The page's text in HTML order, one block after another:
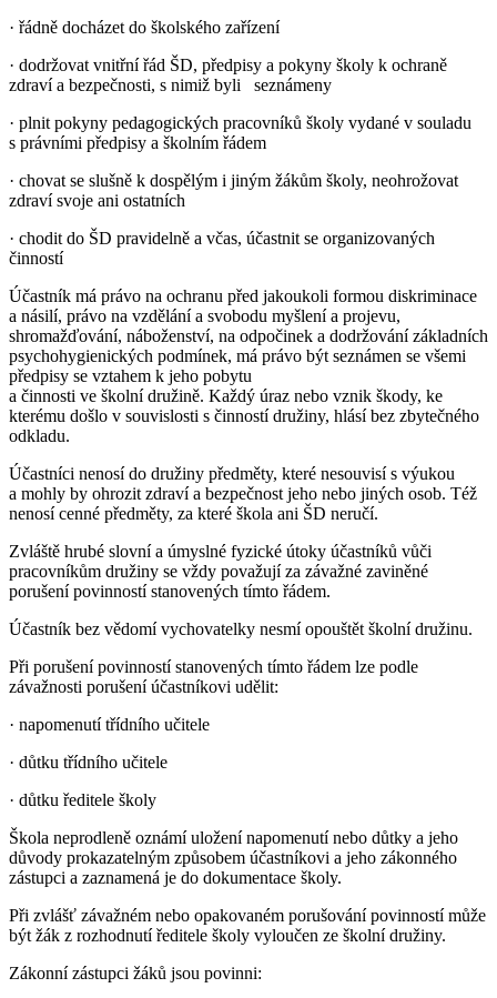
· řádně docházet do školského zařízení
· dodržovat vnitřní řád ŠD, předpisy a pokyny školy k ochraně
zdraví a bezpečnosti, s nimiž byli seznámeny
· plnit pokyny pedagogických pracovníků školy vydané v souladu
s právními předpisy a školním řádem
· chovat se slušně k dospělým i jiným žákům školy, neohrožovat
zdraví svoje ani ostatních
· chodit do ŠD pravidelně a včas, účastnit se organizovaných
činností
Účastník má právo na ochranu před jakoukoli formou diskriminace
a násilí, právo na vzdělání a svobodu myšlení a projevu,
shromažďování, náboženství, na odpočinek a dodržování základních
psychohygienických podmínek, má právo být seznámen se všemi
předpisy se vztahem k jeho pobytu
a činnosti ve školní družině. Každý úraz nebo vznik škody, ke
kterému došlo v souvislosti s činností družiny, hlásí bez zbytečného
odkladu.
Účastníci nenosí do družiny předměty, které nesouvisí s výukou
a mohly by ohrozit zdraví a bezpečnost jeho nebo jiných osob. Též
nenosí cenné předměty, za které škola ani ŠD neručí.
Zvláště hrubé slovní a úmyslné fyzické útoky účastníků vůči
pracovníkům družiny se vždy považují za závažné zaviněné
porušení povinností stanovených tímto řádem.
Účastník bez vědomí vychovatelky nesmí opouštět školní družinu.
Při porušení povinností stanovených tímto řádem lze podle
závažnosti porušení účastníkovi udělit:
· napomenutí třídního učitele
· důtku třídního učitele
· důtku ředitele školy
Škola neprodleně oznámí uložení napomenutí nebo důtky a jeho
důvody prokazatelným způsobem účastníkovi a jeho zákonného
zástupci a zaznamená je do dokumentace školy.
Při zvlášť závažném nebo opakovaném porušování povinností může
být žák z rozhodnutí ředitele školy vyloučen ze školní družiny.
Zákonní zástupci žáků jsou povinni: